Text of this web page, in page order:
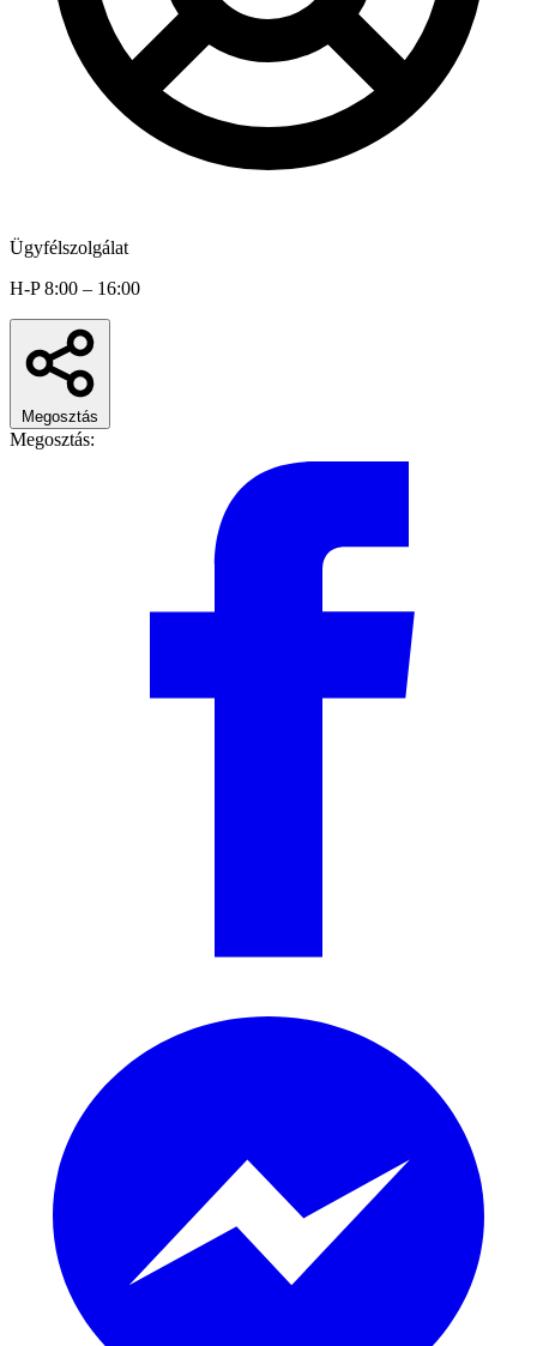
Ügyfélszolgálat
H-P 8:00 – 16:00
Megosztás
Megosztás: